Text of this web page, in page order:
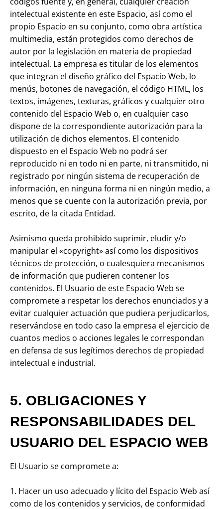
intelectual existente en este Espacio, así como el
propio Espacio en su conjunto, como obra artística
multimedia, están protegidos como derechos de
autor por la legislación en materia de propiedad
intelectual. La empresa es titular de los elementos
que integran el diseño gráfico del Espacio Web, lo
menús, botones de navegación, el código HTML, los
textos, imágenes, texturas, gráficos y cualquier otro
contenido del Espacio Web o, en cualquier caso
dispone de la correspondiente autorización para la
utilización de dichos elementos. El contenido
dispuesto en el Espacio Web no podrá ser
reproducido ni en todo ni en parte, ni transmitido, ni
registrado por ningún sistema de recuperación de
información, en ninguna forma ni en ningún medio, a
menos que se cuente con la autorización previa, por
escrito, de la citada Entidad.
Asimismo queda prohibido suprimir, eludir y/o
manipular el «copyright» así como los dispositivos
técnicos de protección, o cualesquiera mecanismos
de información que pudieren contener los
contenidos. El Usuario de este Espacio Web se
compromete a respetar los derechos enunciados y a
evitar cualquier actuación que pudiera perjudicarlos,
reservándose en todo caso la empresa el ejercicio de
cuantos medios o acciones legales le correspondan
en defensa de sus legítimos derechos de propiedad
intelectual e industrial.
5. OBLIGACIONES Y
RESPONSABILIDADES DEL
USUARIO DEL ESPACIO WEB
El Usuario se compromete a:
1. Hacer un uso adecuado y lícito del Espacio Web así
como de los contenidos y servicios, de conformidad